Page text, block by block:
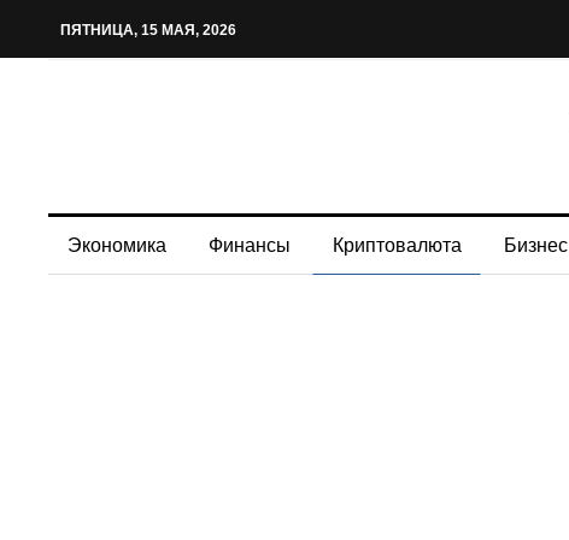
ПЯТНИЦА, 15 МАЯ, 2026
Экономика Финансы Криптовалюта Бизнес